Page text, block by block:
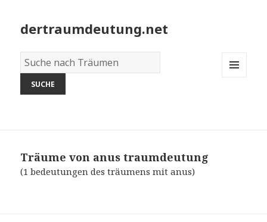
dertraumdeutung.net
Wörterbuch
der
Träume:
Träume von anus traumdeutung
(1 bedeutungen des träumens mit anus)